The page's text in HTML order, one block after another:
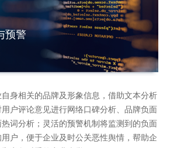
预警
身相关的品牌及形象信息，借助文本分析
户评论意见进行网络口碑分析、品牌负面
词分析；灵活的预警机制将监测到的负面
户，便于企业及时公关恶性舆情，帮助企